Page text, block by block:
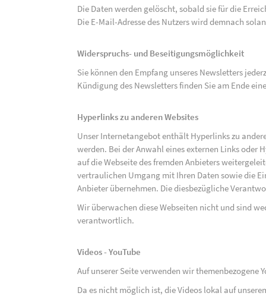
Die Daten werden gelöscht, sobald sie für die
Die E-Mail-Adresse des Nutzers wird demnach
Widerspruchs- und Beseitigungsmöglichkeit
Sie können den Empfang unseres Newsletters
Kündigung des Newsletters finden Sie am Ende
Hyperlinks zu anderen Websites
Unser Internetangebot enthält Hyperlinks zu
werden. Bei der Anwahl eines externen Links oder
auf die Webseite des fremden Anbieters
vertraulichen Umgang mit Ihren Daten sowie die
Anbieter übernehmen. Die diesbezügliche
Wir überwachen diese Webseiten nicht und sind
verantwortlich.
Videos - YouTube
Auf unserer Seite verwenden wir
Da es nicht möglich ist, die Videos lokal auf